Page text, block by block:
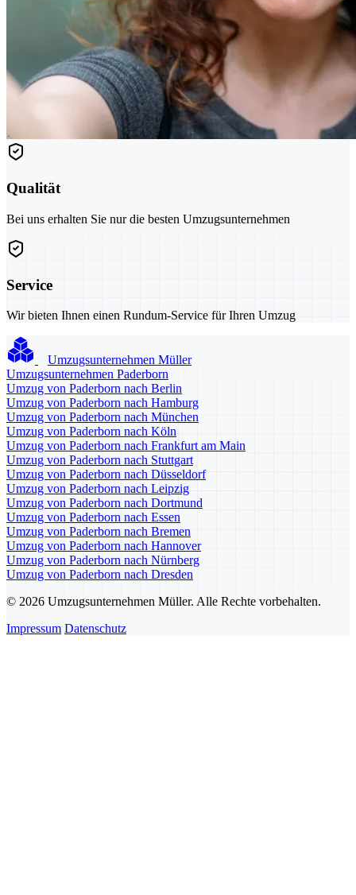
Qualität
Bei uns erhalten Sie nur die besten Umzugsunternehmen
Service
Wir bieten Ihnen einen Rundum-Service für Ihren Umzug
Umzugsunternehmen Müller
Umzugsunternehmen Paderborn
Umzug von Paderborn nach Berlin
Umzug von Paderborn nach Hamburg
Umzug von Paderborn nach München
Umzug von Paderborn nach Köln
Umzug von Paderborn nach Frankfurt am Main
Umzug von Paderborn nach Stuttgart
Umzug von Paderborn nach Düsseldorf
Umzug von Paderborn nach Leipzig
Umzug von Paderborn nach Dortmund
Umzug von Paderborn nach Essen
Umzug von Paderborn nach Bremen
Umzug von Paderborn nach Hannover
Umzug von Paderborn nach Nürnberg
Umzug von Paderborn nach Dresden
© 2026 Umzugsunternehmen Müller. Alle Rechte vorbehalten.
Impressum Datenschutz